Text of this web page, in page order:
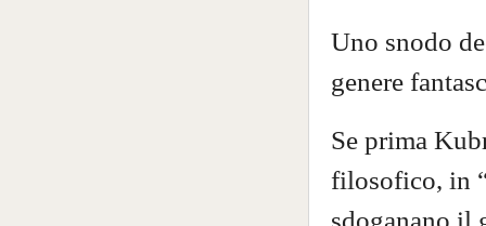
Uno snodo
genere
Se prima
filosofico, in
sdoganano il